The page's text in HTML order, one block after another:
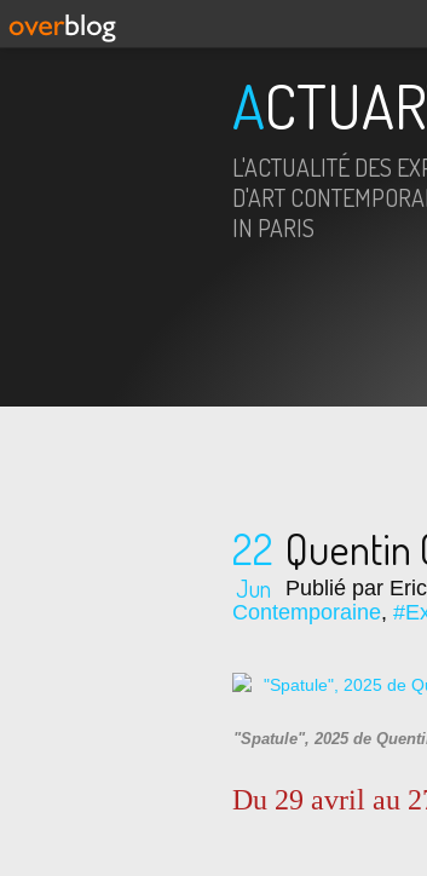
L'ACTUALITÉ DES
D'ART
IN PARIS
22
Jun
Quentin
Publié par
Contemporaine,
"Spatule", 2025 de
Du 29 avril au